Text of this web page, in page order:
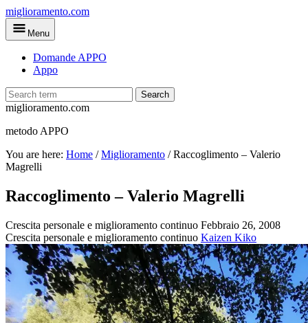
Skip
to
main
miglioramento.com
Menu
Domande APPO
Appo
Search
miglioramento.com
metodo APPO
You are here: Home /Miglioramento /Raccoglimento – Valerio
Magrelli
Raccoglimento – Valerio Magrelli
Crescita personale e miglioramento continuo Febbraio 26, 2008
Crescita personale e miglioramento continuo Kaizen Kiko